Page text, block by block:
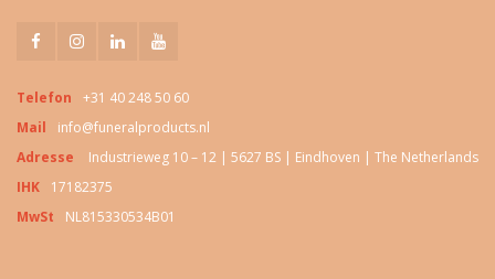
Telefon
+31 40 248 50 60
Mail
info@funeralproducts.nl
Adresse
Industrieweg 10 – 12 | 5627 BS | Eindhoven | The Netherlands
IHK
17182375
MwSt
NL815330534B01